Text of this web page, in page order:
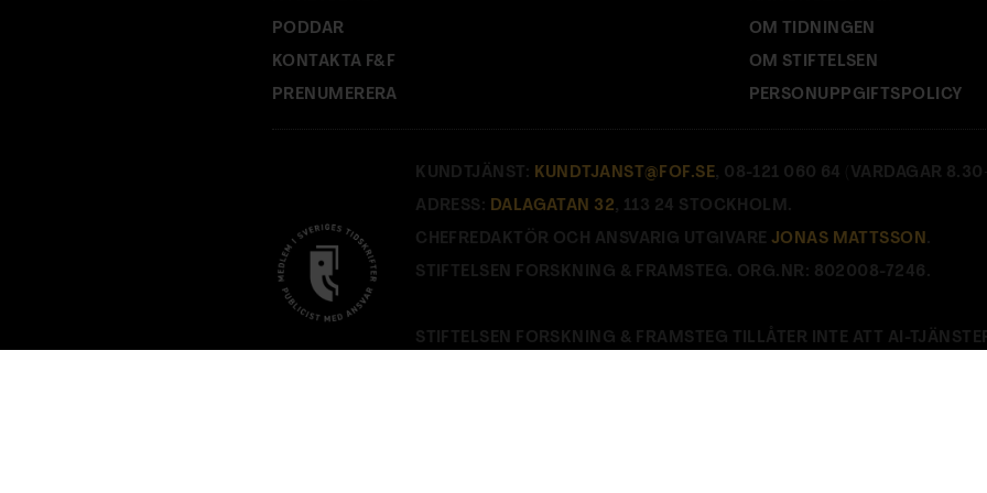
PODDAR
KONTAKTA F&F
PRENUMERERA
OM TIDNINGEN
OM STIFTELSEN
PERSONUPPGIFTSPOLICY
KUNDTJÄNST: KUNDTJANST@FOF.SE, 08-121 060 64 (VARDAGAR
ADRESS: DALAGATAN 32 , 113 24 STOCKHOLM.
CHEFREDAKTÖR OCH ANSVARIG UTGIVARE JONAS MATTSSON.
STIFTELSEN FORSKNING & FRAMSTEG. ORG.NR: 802008-7246.
STIFTELSEN FORSKNING & FRAMSTEG TILLÅTER INTE ATT AI-